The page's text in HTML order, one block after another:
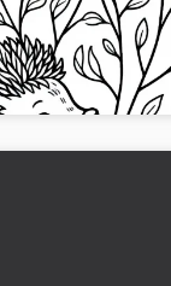
gratis
blomster